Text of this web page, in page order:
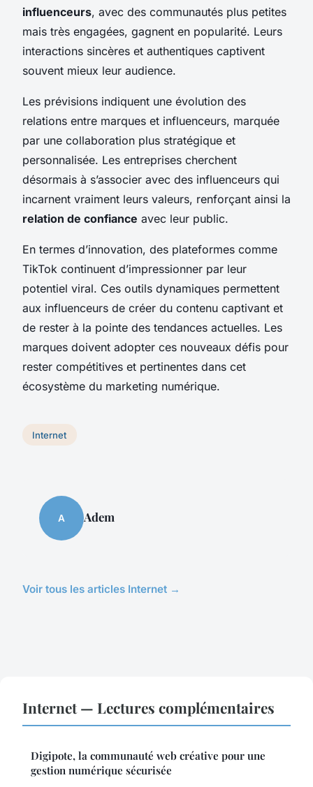
influenceurs, avec des communautés plus petites
mais très engagées, gagnent en popularité. Leurs
interactions sincères et authentiques captivent
souvent mieux leur audience.
Les prévisions indiquent une évolution des
relations entre marques et influenceurs, marquée
par une collaboration plus stratégique et
personnalisée. Les entreprises cherchent
désormais à s’associer avec des influenceurs qui
incarnent vraiment leurs valeurs, renforçant ainsi la
relation de confiance avec leur public.
En termes d’innovation, des plateformes comme
TikTok continuent d’impressionner par leur
potentiel viral. Ces outils dynamiques permettent
aux influenceurs de créer du contenu captivant et
de rester à la pointe des tendances actuelles. Les
marques doivent adopter ces nouveaux défis pour
rester compétitives et pertinentes dans cet
écosystème du marketing numérique.
Internet
A Adem
Voir tous les articles Internet →
Internet — Lectures complémentaires
Digipote, la communauté web créative pour une
gestion numérique sécurisée